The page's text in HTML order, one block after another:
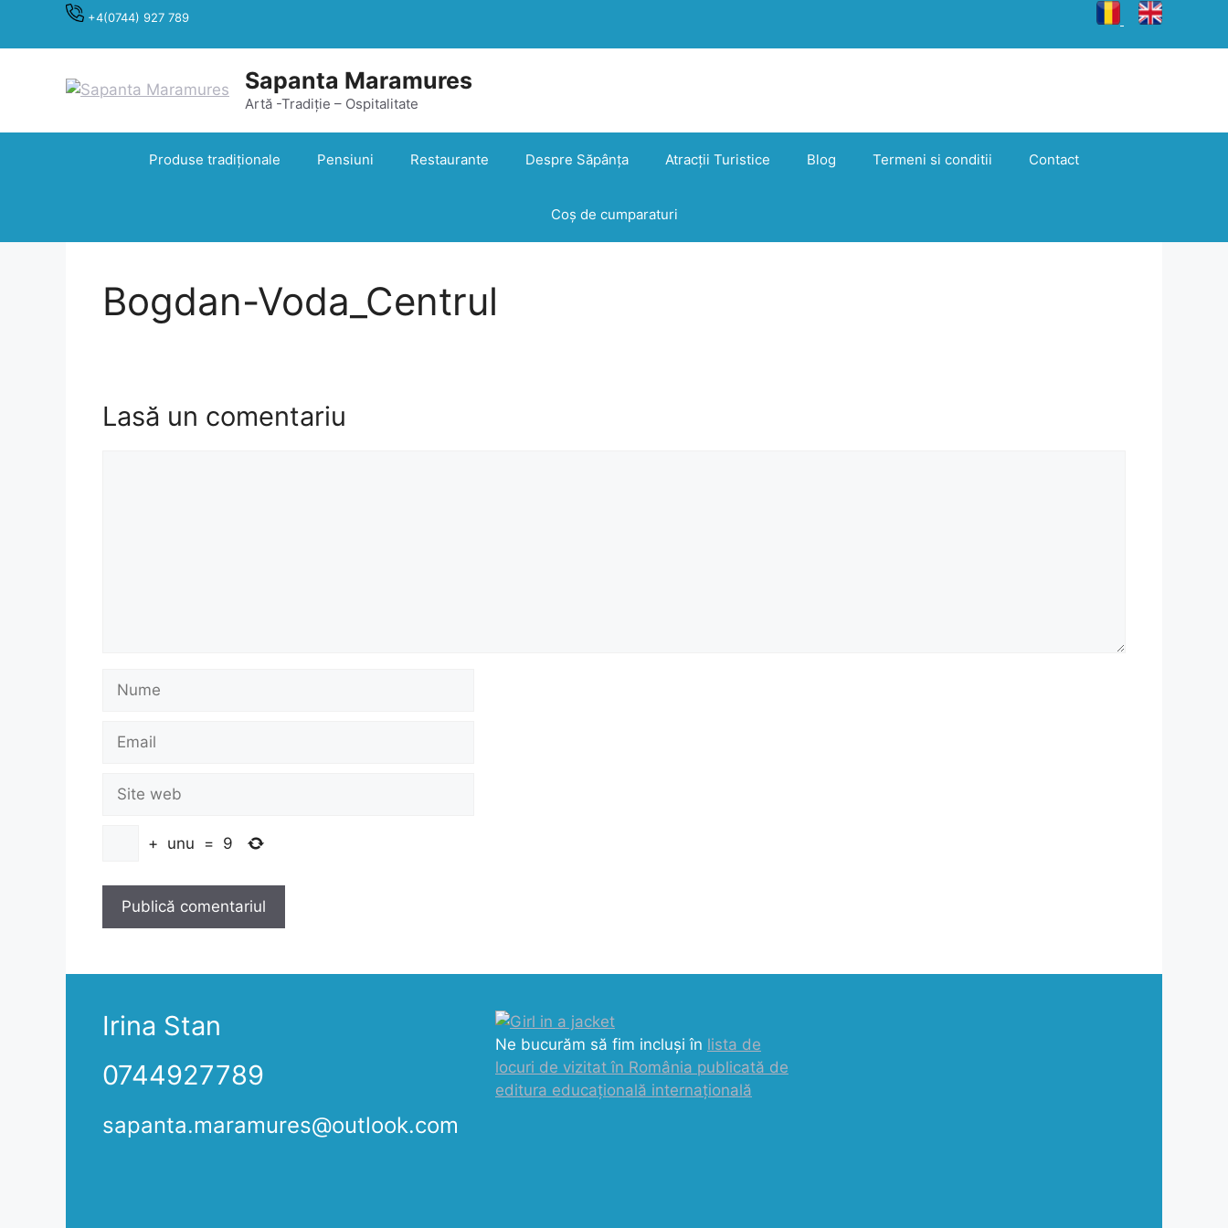
+4(0744) 927 789
Sapanta Maramures
Artă -Tradiție – Ospitalitate
Produse tradiționale Pensiuni Restaurante Despre Săpânța Atracții Turistice Blog Termeni si conditii Contact
Coș de cumparaturi
Bogdan-Voda_Centrul
Lasă un comentariu
Nume
Email
Site
web
+ unu = 9
Irina Stan
0744927789
sapanta.maramures@outlook.com
Ne bucurăm să fim incluși în lista de
locuri de vizitat în România publicată de
editura educațională internațională